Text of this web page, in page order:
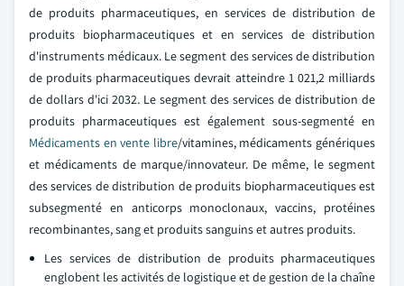
de produits pharmaceutiques, en services de distribution de
produits biopharmaceutiques et en services de distribution
d'instruments médicaux. Le segment des services de distribution
de produits pharmaceutiques devrait atteindre 1 021,2 milliards
de dollars d'ici 2032. Le segment des services de distribution de
produits pharmaceutiques est également sous-segmenté en
Médicaments en vente libre/vitamines, médicaments génériques
et médicaments de marque/innovateur. De même, le segment
des services de distribution de produits biopharmaceutiques est
subsegmenté en anticorps monoclonaux, vaccins, protéines
recombinantes, sang et produits sanguins et autres produits.
Les services de distribution de produits pharmaceutiques
englobent les activités de logistique et de gestion de la chaîne